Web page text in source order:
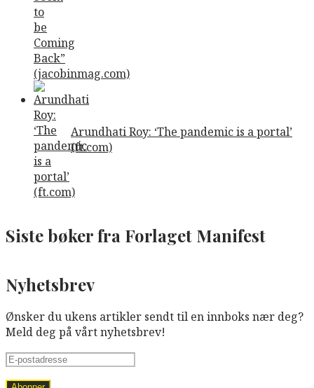
Arundhati Roy: ‘The pandemic is a portal’
(ft.com)
Siste bøker fra Forlaget Manifest
Nyhetsbrev
Ønsker du ukens artikler sendt til en innboks nær deg?
Meld deg på vårt nyhetsbrev!